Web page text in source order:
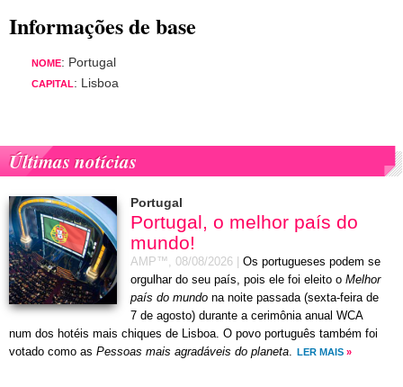
Informações de base
NOME: Portugal
CAPITAL: Lisboa
Últimas notícias
Portugal
Portugal, o melhor país do
mundo!
AMP™, 08/08/2026
Os portugueses podem se
orgulhar do seu país, pois ele foi eleito o Melhor
país do mundo na noite passada (sexta-feira de
7 de agosto) durante a cerimônia anual WCA
num dos hotéis mais chiques de Lisboa. O povo português também foi
votado como as Pessoas mais agradáveis do planeta. LER MAIS »